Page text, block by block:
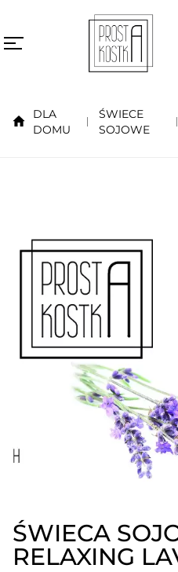
DLA
DOMU
ŚWIECE
SOJOWE
ŚWIECA
RELAXING